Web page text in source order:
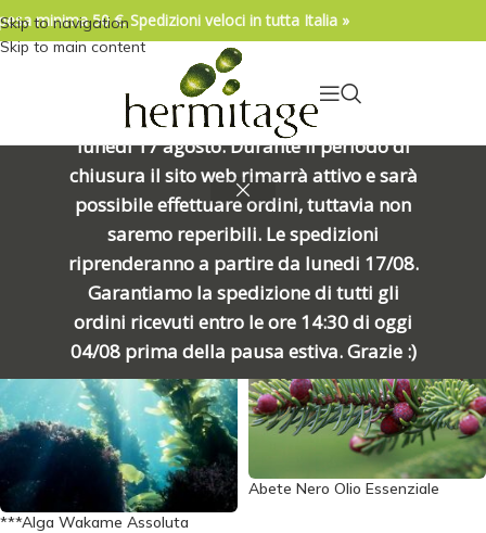
04/08/2026. IMPORTANTE, SI PREGA DI
LEGGERE: Venerdì 7 agosto alle ore
15:00 chiuderemo per una meritata
pausa e riapriremo alle ore 8:00 di
lunedì 17 agosto. Durante il periodo di
chiusura il sito web rimarrà attivo e sarà
possibile effettuare ordini, tuttavia non
saremo reperibili. Le spedizioni
riprenderanno a partire da lunedi 17/08.
Garantiamo la spedizione di tutti gli
ordini ricevuti entro le ore 14:30 di oggi
04/08 prima della pausa estiva. Grazie :)
Skip to navigation
Skip to main content
minima 50 €. Spedizioni veloci in tutta Italia »
Prodotto Formato/50gr Visualizzazione di 78 risultati
Show sidebar
***Alga Wakame Assoluta
Abete Nero Olio Essenziale